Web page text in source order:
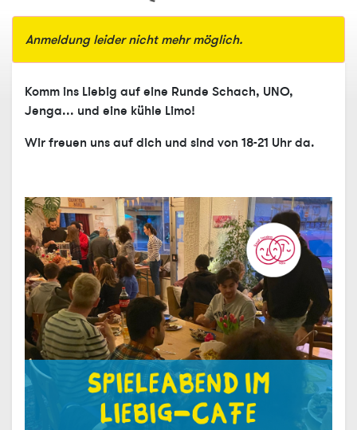
Anmeldung leider nicht mehr möglich.
Komm ins Liebig auf eine Runde Schach, UNO,
Jenga... und eine kühle Limo!
Wir freuen uns auf dich und sind von 18-21 Uhr da.